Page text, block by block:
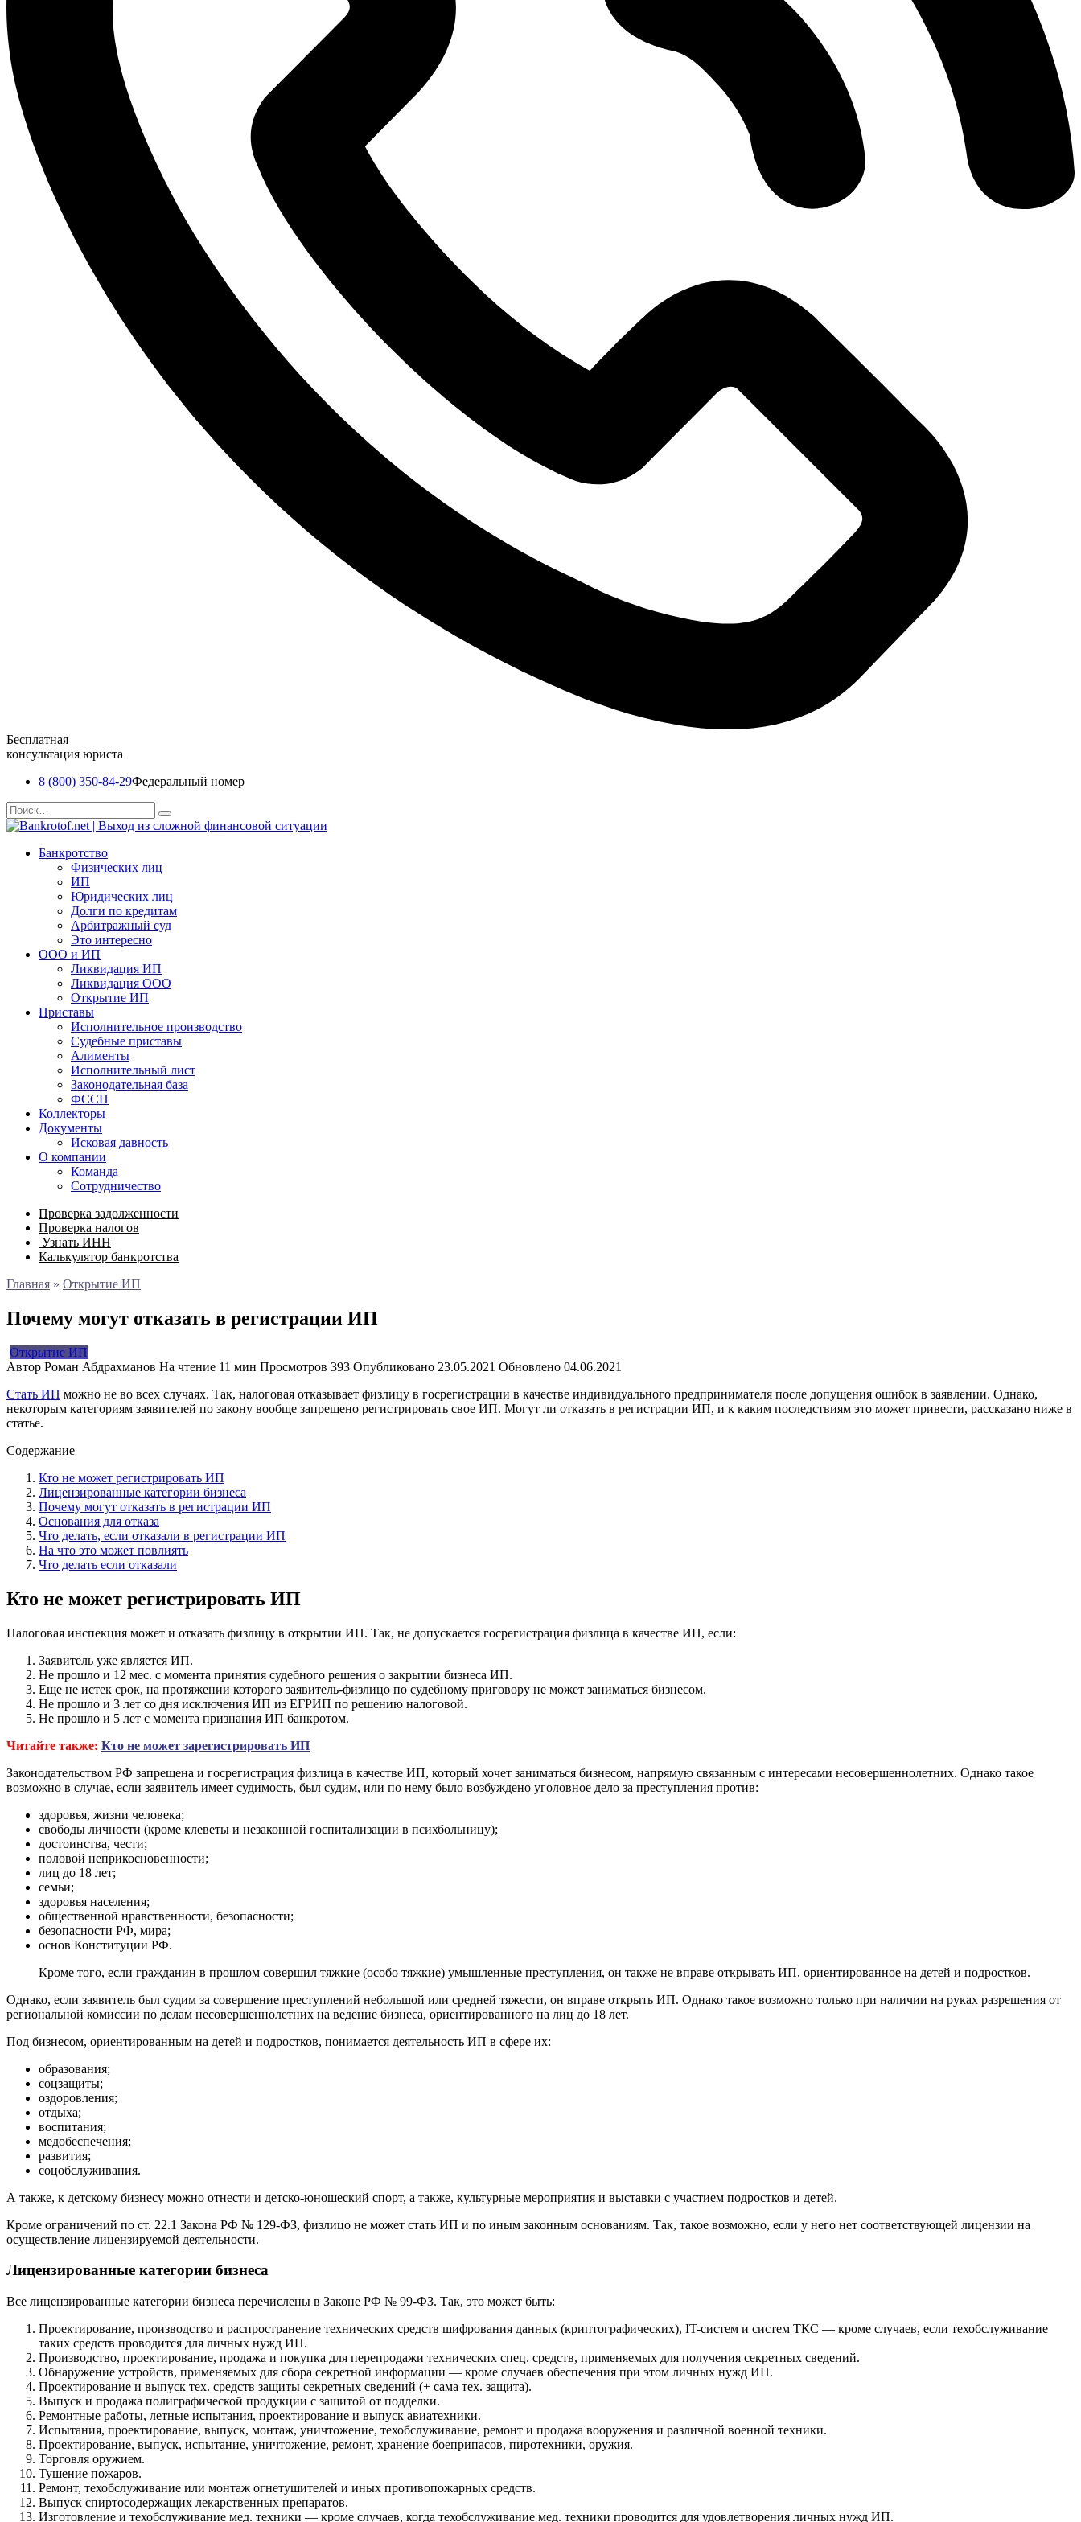
Бесплатная
консультация юриста
8 (800) 350-84-29Федеральный номер
Перейти
к
Search
for:
Банкротство
Физических лиц
ИП
Юридических лиц
Долги по кредитам
Арбитражный суд
Это интересно
ООО и ИП
Ликвидация ИП
Ликвидация ООО
Открытие ИП
Приставы
Исполнительное производство
Судебные приставы
Алименты
Исполнительный лист
Законодательная база
ФССП
Коллекторы
Документы
Исковая давность
О компании
Команда
Сотрудничество
Проверка задолженности
Проверка налогов
Узнать ИНН
Калькулятор банкротства
Главная » Открытие ИП
Почему могут отказать в регистрации ИП
Открытие ИП
Автор Роман Абдрахманов На чтение 11 мин Просмотров 393 Опубликовано 23.05.2021 Обновлено 04.06.2021
Стать ИП можно не во всех случаях. Так, налоговая отказывает физлицу в госрегистрации в качестве индивидуального предпринимателя после допущения ошибок в заявлении. Однако,
некоторым категориям заявителей по закону вообще запрещено регистрировать свое ИП. Могут ли отказать в регистрации ИП, и к каким последствиям это может привести, рассказано ниже в
статье.
Содержание
Кто не может регистрировать ИП
Лицензированные категории бизнеса
Почему могут отказать в регистрации ИП
Основания для отказа
Что делать, если отказали в регистрации ИП
На что это может повлиять
Что делать если отказали
Кто не может регистрировать ИП
Налоговая инспекция может и отказать физлицу в открытии ИП. Так, не допускается госрегистрация физлица в качестве ИП, если:
Заявитель уже является ИП.
Не прошло и 12 мес. с момента принятия судебного решения о закрытии бизнеса ИП.
Еще не истек срок, на протяжении которого заявитель-физлицо по судебному приговору не может заниматься бизнесом.
Не прошло и 3 лет со дня исключения ИП из ЕГРИП по решению налоговой.
Не прошло и 5 лет с момента признания ИП банкротом.
Читайте также: Кто не может зарегистрировать ИП
Законодательством РФ запрещена и госрегистрация физлица в качестве ИП, который хочет заниматься бизнесом, напрямую связанным с интересами несовершеннолетних. Однако такое
возможно в случае, если заявитель имеет судимость, был судим, или по нему было возбуждено уголовное дело за преступления против:
здоровья, жизни человека;
свободы личности (кроме клеветы и незаконной госпитализации в психбольницу);
достоинства, чести;
половой неприкосновенности;
лиц до 18 лет;
семьи;
здоровья населения;
общественной нравственности, безопасности;
безопасности РФ, мира;
основ Конституции РФ.
Кроме того, если гражданин в прошлом совершил тяжкие (особо тяжкие) умышленные преступления, он также не вправе открывать ИП, ориентированное на детей и подростков.
Однако, если заявитель был судим за совершение преступлений небольшой или средней тяжести, он вправе открыть ИП. Однако такое возможно только при наличии на руках разрешения от
региональной комиссии по делам несовершеннолетних на ведение бизнеса, ориентированного на лиц до 18 лет.
Под бизнесом, ориентированным на детей и подростков, понимается деятельность ИП в сфере их:
образования;
соцзащиты;
оздоровления;
отдыха;
воспитания;
медобеспечения;
развития;
соцобслуживания.
А также, к детскому бизнесу можно отнести и детско-юношеский спорт, а также, культурные мероприятия и выставки с участием подростков и детей.
Кроме ограничений по ст. 22.1 Закона РФ № 129-ФЗ, физлицо не может стать ИП и по иным законным основаниям. Так, такое возможно, если у него нет соответствующей лицензии на
осуществление лицензируемой деятельности.
Лицензированные категории бизнеса
Все лицензированные категории бизнеса перечислены в Законе РФ № 99-ФЗ. Так, это может быть:
Проектирование, производство и распространение технических средств шифрования данных (криптографических), IT-систем и систем ТКС — кроме случаев, если техобслуживание
таких средств проводится для личных нужд ИП.
Производство, проектирование, продажа и покупка для перепродажи технических спец. средств, применяемых для получения секретных сведений.
Обнаружение устройств, применяемых для сбора секретной информации — кроме случаев обеспечения при этом личных нужд ИП.
Проектирование и выпуск тех. средств защиты секретных сведений (+ сама тех. защита).
Выпуск и продажа полиграфической продукции с защитой от подделки.
Ремонтные работы, летные испытания, проектирование и выпуск авиатехники.
Испытания, проектирование, выпуск, монтаж, уничтожение, техобслуживание, ремонт и продажа вооружения и различной военной техники.
Проектирование, выпуск, испытание, уничтожение, ремонт, хранение боеприпасов, пиротехники, оружия.
Торговля оружием.
Тушение пожаров.
Ремонт, техобслуживание или монтаж огнетушителей и иных противопожарных средств.
Выпуск спиртосодержащих лекарственных препаратов.
Изготовление и техобслуживание мед. техники — кроме случаев, когда техобслуживание мед. техники проводится для удовлетворения личных нужд ИП.